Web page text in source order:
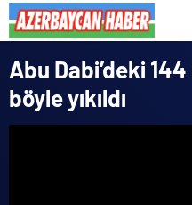
Abu Dabi’deki
böyle yıkıldı